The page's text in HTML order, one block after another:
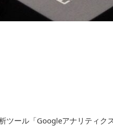
ツール「Googleアナリティク